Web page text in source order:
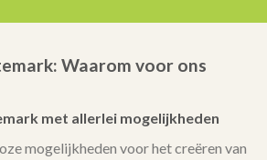
Waarom voor ons
met allerlei mogelijkheden
mogelijkheden voor het creëren van